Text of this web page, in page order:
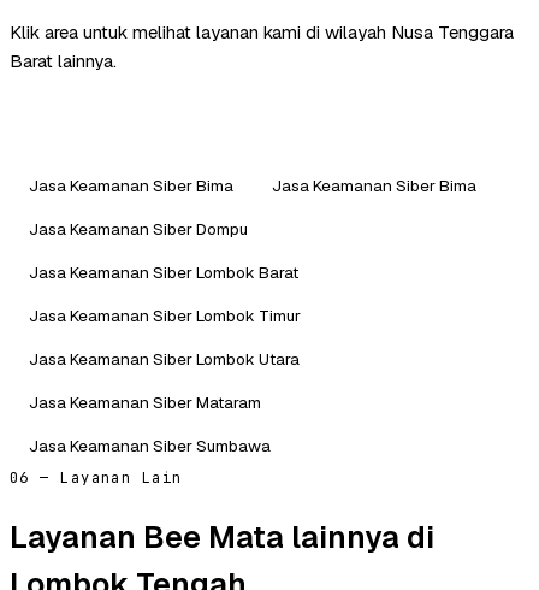
Klik area untuk melihat layanan kami di wilayah Nusa Tenggara
Barat lainnya.
Jasa Keamanan Siber Bima
Jasa Keamanan Siber Bima
Jasa Keamanan Siber Dompu
Jasa Keamanan Siber Lombok Barat
Jasa Keamanan Siber Lombok Timur
Jasa Keamanan Siber Lombok Utara
Jasa Keamanan Siber Mataram
Jasa Keamanan Siber Sumbawa
06 — Layanan Lain
Layanan Bee Mata lainnya di